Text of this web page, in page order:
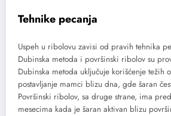
Tehnike pecanja
Uspeh u ribolovu zavisi od pravih tehnika
Dubinska metoda i površinski ribolov su
Dubinska metoda uključuje korišćenje težih
postavljanje mamci blizu dna, gde šaran
Površinski ribolov, sa druge strane, ima
mesecima kada je šaran aktivan blizu